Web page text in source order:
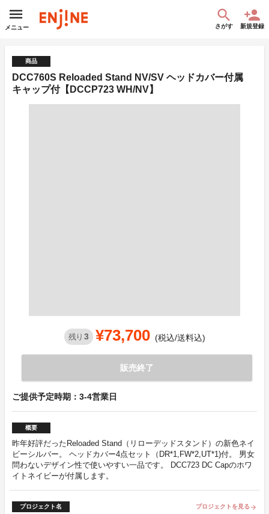
メニュー さがす 新規登録
商品
DCC760S Reloaded Stand NV/SV ヘッドカバー付属
キャップ付【DCCP723 WH/NV】
残り 3 ¥73,700 (税込/送料込)
販売終了
ご提供予定時期：3-4営業日
概要
昨年好評だったReloaded Stand（リローデッドスタンド）の新色ネイ
ビーシルバー。 ヘッドカバー4点セット（DR*1,FW*2,UT*1)付。 男女
問わないデザイン性で使いやすい一品です。 DCC723 DC Capのホワ
イトネイビーが付属します。
プロジェクト名 プロジェクトを見る arrow_forward